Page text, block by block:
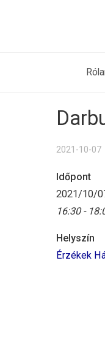
2021-10-07
Időpont
2021/10/
16:30 -
Helyszín
Érzékek